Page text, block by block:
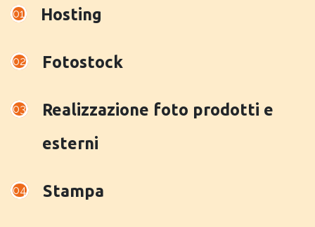
01 Hosting
02 Fotostock
03
Realizzazione foto prodotti e
esterni
04 Stampa